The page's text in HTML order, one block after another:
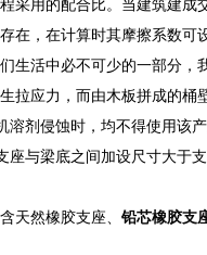
用的配合比。当建筑建成
在，在计算时其摩擦系数
生活中必不可少的一部分
拉应力，而由木板拼成的
剂侵蚀时，均不得使用该产
与梁底之间加设尺寸大于
天然橡胶支座、 铅芯橡胶支